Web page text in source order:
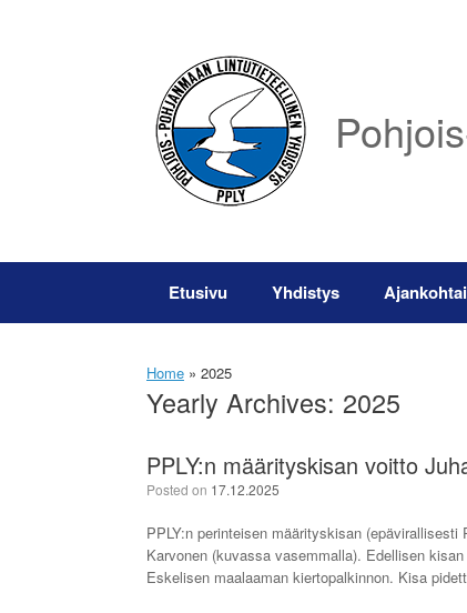
Etusivu Yhdistys
Home » 2025
Yearly Archives: 2025
PPLY:n määrityskisan voitto
Posted on 17.12.2025
PPLY:n perinteisen määrityskisan
Karvonen (kuvassa vasemmalla). Edellisen
Eskelisen maalaaman kiertopalkinnon. Kisa